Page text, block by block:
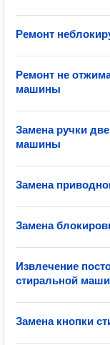
Ремонт
Ремонт не
машины
Замена ручки
машины
Замена
Замена
Извлечение
стиральной
Замена кнопки